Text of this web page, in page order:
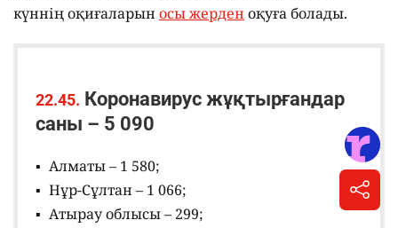
күннің оқиғаларын осы жерден оқуға болады.
22.45. Коронавирус жұқтырғандар
саны – 5 090
Алматы – 1 580;
Нұр-Сұлтан – 1 066;
Атырау облысы – 299;